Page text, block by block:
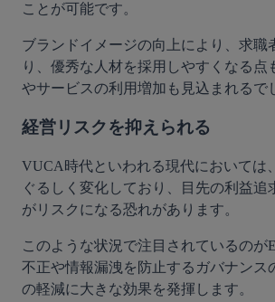
ことが可能です。
ブランドイメージの向上により、求職
り、優秀な人材を採用しやすくなる点
やサービスの利用増加も見込まれるで
経営リスクを抑えられる
VUCA時代といわれる現代においては
ぐるしく変化しており、目先の利益追
がリスクになる恐れがあります。
このような状況で注目されているのが
不正や情報漏洩を防止するガバナンス
の軽減に大きな効果を発揮します。